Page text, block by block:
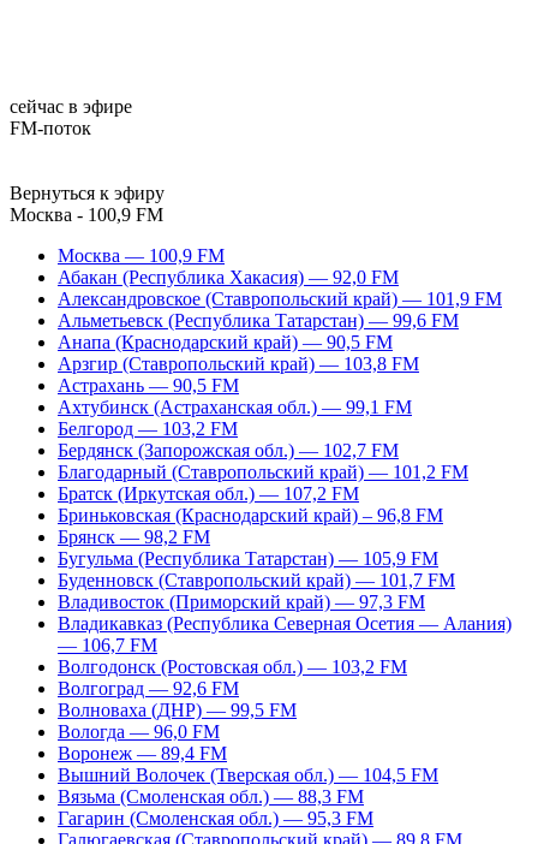
сейчас в эфире
FM-поток
Вернуться к эфиру
Москва - 100,9 FM
Москва — 100,9 FM
Абакан (Республика Хакасия) — 92,0 FM
Александровское (Ставропольский край) — 101,9 FM
Альметьевск (Республика Татарстан) — 99,6 FM
Анапа (Краснодарский край) — 90,5 FM
Арзгир (Ставропольский край) — 103,8 FM
Астрахань — 90,5 FM
Ахтубинск (Астраханская обл.) — 99,1 FM
Белгород — 103,2 FM
Бердянск (Запорожская обл.) — 102,7 FM
Благодарный (Ставропольский край) — 101,2 FM
Братск (Иркутская обл.) — 107,2 FM
Бриньковская (Краснодарский край) – 96,8 FM
Брянск — 98,2 FM
Бугульма (Республика Татарстан) — 105,9 FM
Буденновск (Ставропольский край) — 101,7 FM
Владивосток (Приморский край) — 97,3 FM
Владикавказ (Республика Северная Осетия — Алания)
— 106,7 FM
Волгодонск (Ростовская обл.) — 103,2 FM
Волгоград — 92,6 FM
Волноваха (ДНР) — 99,5 FM
Вологда — 96,0 FM
Воронеж — 89,4 FM
Вышний Волочек (Тверская обл.) — 104,5 FM
Вязьма (Смоленская обл.) — 88,3 FM
Гагарин (Смоленская обл.) — 95,3 FM
Галюгаевская (Ставропольский край) — 89,8 FM